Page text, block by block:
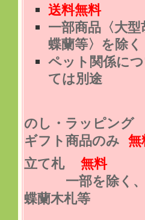
送料無料
一部商品〈大型
蝶蘭等〉を除く
ペット関係に
ては別途
のし・ラッピン
ギフト商品のみ 無
立て札
無料
一部を除く
蝶蘭木札等